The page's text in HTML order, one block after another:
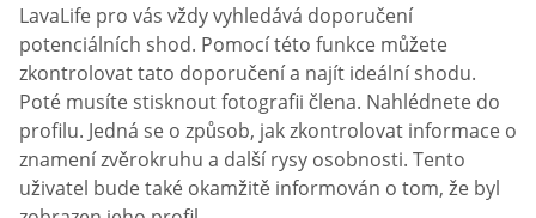
LavaLife pro vás vždy vyhledává doporučení
potenciálních shod. Pomocí této funkce můžete
zkontrolovat tato doporučení a najít ideální shodu.
Poté musíte stisknout fotografii člena. Nahlédnete do
profilu. Jedná se o způsob, jak zkontrolovat informace o
znamení zvěrokruhu a další rysy osobnosti. Tento
uživatel bude také okamžitě informován o tom, že byl